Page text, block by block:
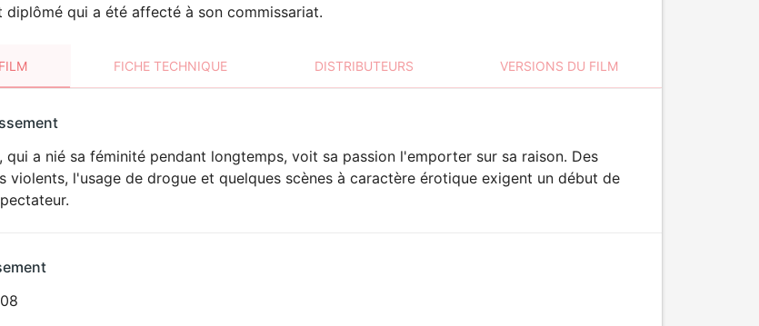
diplômé qui a été affecté à son commissariat.
FICHE TECHNIQUE DISTRIBUTEURS VERSIONS DU FILM
VIOLENCE
qui a nié sa féminité pendant longtemps, voit sa passion l'emporter sur sa raison. Des
violents, l'usage de drogue et quelques scènes à caractère érotique exigent un début de